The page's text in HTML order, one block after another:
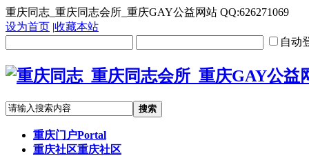
重庆同志_重庆同志会所_重庆GAY公益网站 QQ:626271069
设为首页 |收藏本站
自动
搜索
重庆门户Portal
重庆社区重庆社区